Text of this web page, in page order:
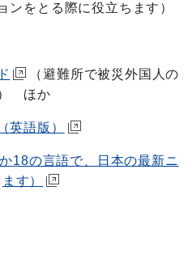
ンをとる際に役立ちます）
（避難所で被災外国人の
） ほか
英語版）
18の言語で、日本の最新ニ
ます）